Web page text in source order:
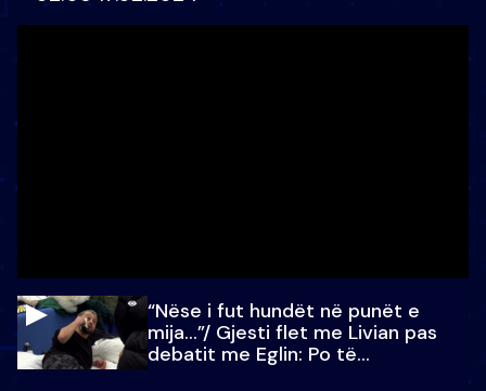
“Nëse i fut hundët në punët e
mija…”/ Gjesti flet me Livian pas
debatit me Eglin: Po të